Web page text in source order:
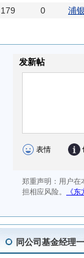
179 0 浦
同公司基金经理